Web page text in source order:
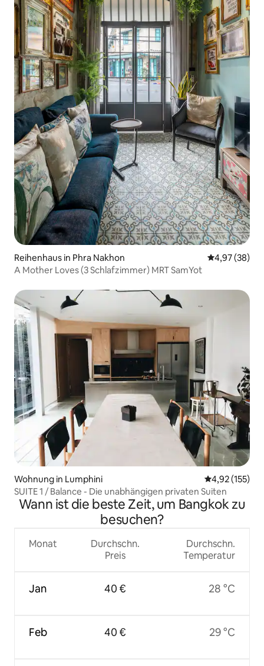
Reihenhaus in Phra Nakhon
4,97 (38)
A Mother Loves (3 Schlafzimmer) MRT SamYot
Wohnung in Lumphini
4,92 (155)
SUITE 1 / Balance - Die unabhängigen privaten Suiten
Wann ist die beste Zeit, um Bangkok zu
besuchen?
Monat
Jan
Feb
Durchschn.
Preis
40 €
40 €
Durchschn.
Temperatur
28 °C
29 °C